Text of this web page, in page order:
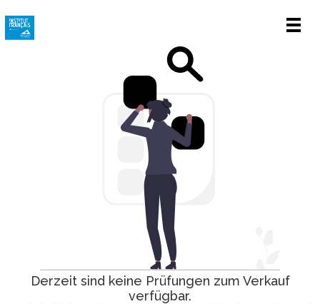
Derzeit sind keine Prüfungen zum Verkauf
verfügbar.